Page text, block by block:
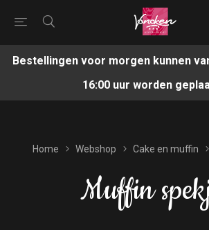
Bestellingen voor morgen kunnen
16:00 uur worden
Home Webshop Cake en muffin
Muffin